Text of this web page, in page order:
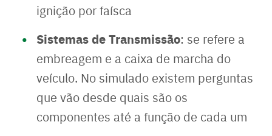
ignição por faísca
Sistemas de Transmissão: se refere a
embreagem e a caixa de marcha do
veículo. No simulado existem perguntas
que vão desde quais são os
componentes até a função de cada um